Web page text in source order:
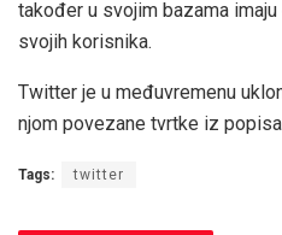
također u svojim bazama
svojih korisnika.
Twitter je u međuvremenu
njom povezane tvrtke iz
Tags: twitter